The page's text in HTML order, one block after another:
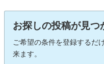
お探しの投稿が見つ
ご希望の条件を登録するだ
来ます。